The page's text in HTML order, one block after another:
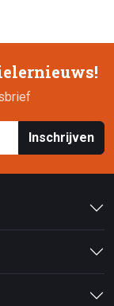
Inschrijven